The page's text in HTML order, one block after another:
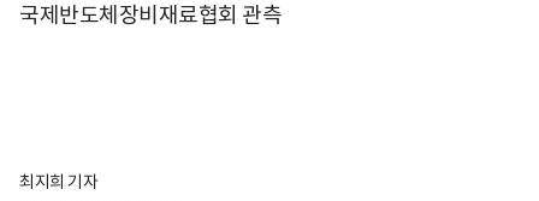
국제반도체장비재료협회 관측
최지희 기자